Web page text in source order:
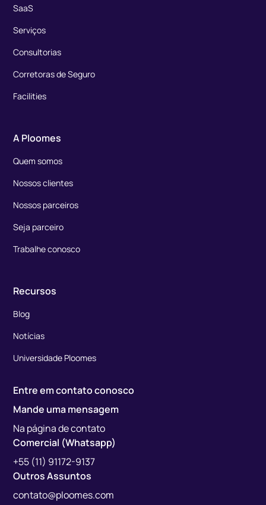
SaaS
Serviços
Consultorias
Corretoras de Seguro
Facilities
A Ploomes
Quem somos
Nossos clientes
Nossos parceiros
Seja parceiro
Trabalhe conosco
Recursos
Blog
Notícias
Universidade Ploomes
Entre em contato conosco
Mande uma mensagem
Na página de contato
Comercial (Whatsapp)
+55 (11) 91172-9137
Outros Assuntos
contato@ploomes.com